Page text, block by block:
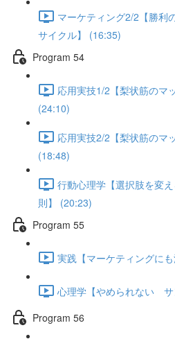
マーケティング2/2【勝
サイクル】 (16:35)
Program 54
応用実技1/2【梨状筋のマ
(24:10)
応用実技2/2【梨状筋のマ
(18:48)
行動心理学【選択肢を変
則】 (20:23)
Program 55
実践【マーケティングに
心理学【やめられない
Program 56